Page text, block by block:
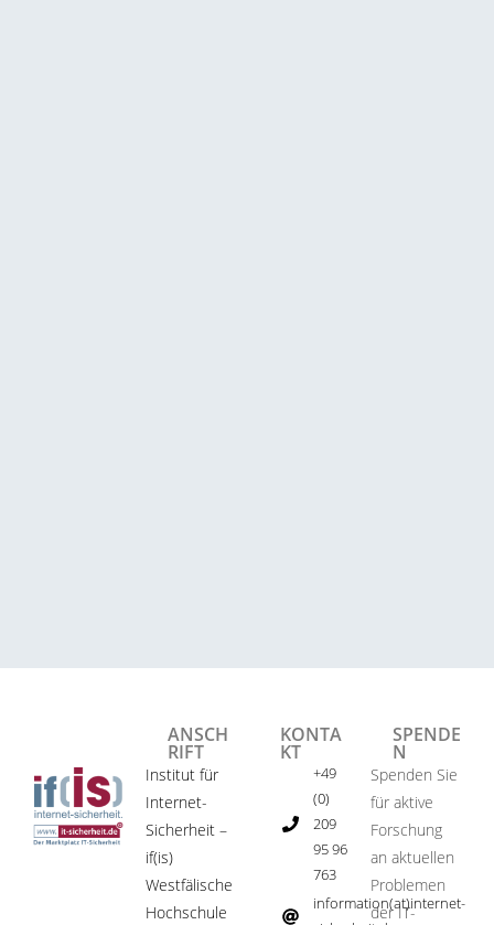
ANSCH
RIFT
Institut für
Internet-
Sicherheit –
if(is)
Westfälische
Hochschule
KONTA
KT
+49
(0)
209
95 96
763
information(at)internet-
SPENDE
N
Spenden Sie
für aktive
Forschung
an aktuellen
Problemen
der IT-